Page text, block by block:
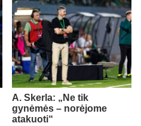
A. Skerla: „Ne tik
gynėmės – norėjome
atakuoti“